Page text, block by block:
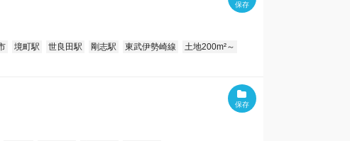
境町駅 世良田駅 剛志駅 東武伊勢崎線
土地200m²～